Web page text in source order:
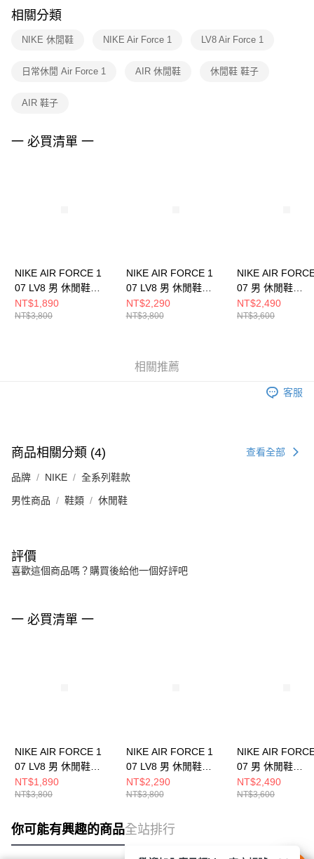
※ 交易是否成功請以「AFTEE先享後付 」之結帳頁面顯示為準，若有關於
是否繳費成功／繳費後需取消欲退款等相關疑問，請聯繫「AFTEE先享後付
客戶支援中心」
https://netprotections.freshdesk.com/support/home
１．透過由恩沛科技股份有限公司提供之「AFTEE先享後付」服務完成之交
權轉讓予恩沛科技股份有限公司。
３．未成年的使用者請事先徵得法定代理人或監護人之同意方可使用
「AFTEE先享後付」，若未經同意申辦者引起之損失，本公司不負相關責
相關分類
NIKE 休閒鞋 NIKE Air Force 1 LV8 Air Force 1
日常休閒 Air Force 1 AIR 休閒鞋 休閒鞋 鞋子
AIR 鞋子
一 必買清單 一
NIKE AIR FORCE 1
07 LV8 男 休閒鞋
HQ3612113
NT$1,890
NT$3,800
NIKE AIR FORCE 1
07 LV8 男 休閒鞋
HJ4465700
NT$2,290
NT$3,800
NIKE AIR
07 男 休閒鞋
FJ4146122
NT$2,490
NT$3,600
相關推薦
客服
商品相關分類 (4) 查看全部
品牌 NIKE 全系列鞋款
男性商品 鞋類 休閒鞋
評價
喜歡這個商品嗎？購買後給他一個好評吧
一 必買清單 一
NIKE AIR FORCE 1
07 LV8 男 休閒鞋
HQ3612113
NT$1,890
NT$3,800
NIKE AIR FORCE 1
07 LV8 男 休閒鞋
HJ4465700
NT$2,290
NT$3,800
NIKE AIR
07 男 休閒鞋
FJ4146122
NT$2,490
NT$3,600
你可能有興趣的商品全站排行